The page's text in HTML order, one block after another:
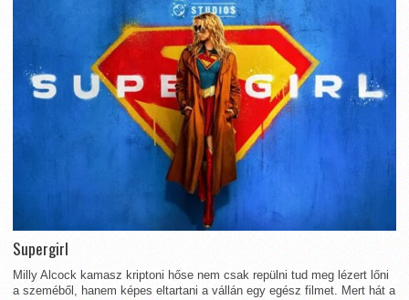
Supergirl
Milly Alcock kamasz kriptoni hőse nem csak repülni tud meg lézert lőni
a szeméből, hanem képes eltartani a vállán egy egész filmet. Mert hát a